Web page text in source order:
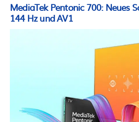
MediaTek Pentonic 700: Neues
144 Hz und AV1